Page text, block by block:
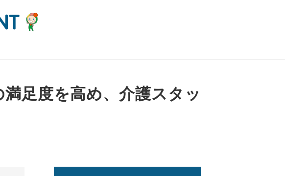
足度を高め、介護スタッ